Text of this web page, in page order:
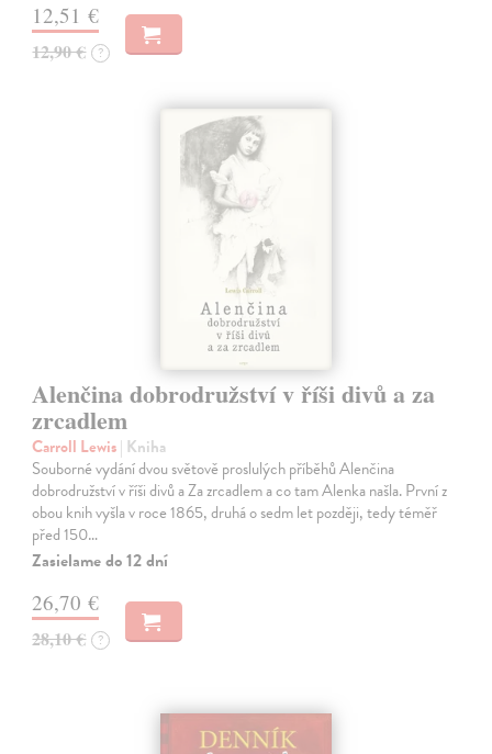
12,51 €
12,90 € ?
Alenčina dobrodružství v říši divů a za
zrcadlem
Carroll Lewis| Kniha
Souborné vydání dvou světově proslulých příběhů Alenčina
dobrodružství v říši divů a Za zrcadlem a co tam Alenka našla. První z
obou knih vyšla v roce 1865, druhá o sedm let později, tedy téměř
před 150…
Zasielame do 12 dní
26,70 €
28,10 € ?